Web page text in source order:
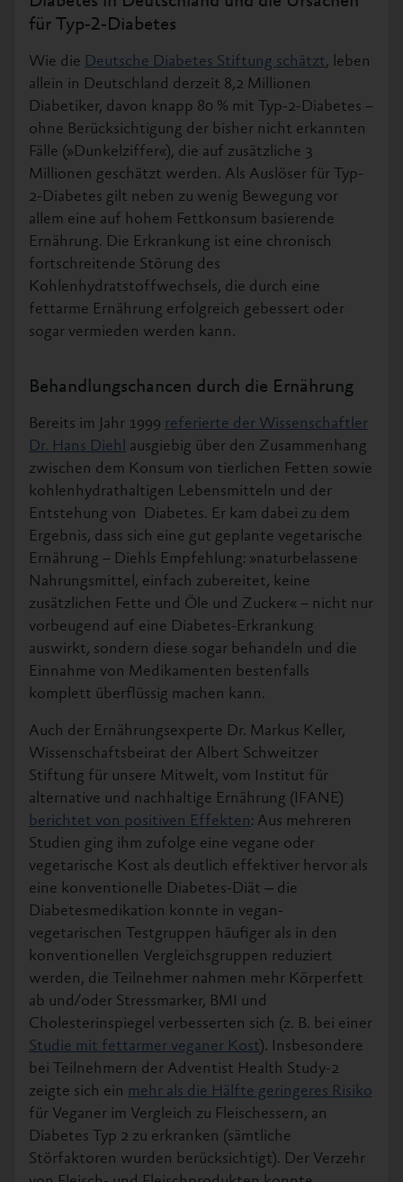
für Typ-2-Diabetes
Wie die Deutsche Diabetes Stiftung schätzt, leben
allein in Deutschland derzeit 8,2 Millionen
Diabetiker, davon knapp 80 % mit Typ-2-Diabetes –
ohne Berücksichtigung der bisher nicht erkannten
Fälle (»Dunkelziffer«), die auf zusätzliche 3
Millionen geschätzt werden. Als Auslöser für Typ-
2-Diabetes gilt neben zu wenig Bewegung vor
allem eine auf hohem Fettkonsum basierende
Ernährung. Die Erkrankung ist eine chronisch
fortschreitende Störung des
Kohlenhydratstoffwechsels, die durch eine
fettarme Ernährung erfolgreich gebessert oder
sogar vermieden werden kann.
Behandlungschancen durch die Ernährung
Bereits im Jahr 1999 referierte der Wissenschaftler
Dr. Hans Diehl ausgiebig über den Zusammenhang
zwischen dem Konsum von tierlichen Fetten sowie
kohlenhydrathaltigen Lebensmitteln und der
Entstehung von Diabetes. Er kam dabei zu dem
Ergebnis, dass sich eine gut geplante vegetarische
Ernährung – Diehls Empfehlung: »naturbelassene
Nahrungsmittel, einfach zubereitet, keine
zusätzlichen Fette und Öle und Zucker« – nicht nur
vorbeugend auf eine Diabetes-Erkrankung
auswirkt, sondern diese sogar behandeln und die
Einnahme von Medikamenten bestenfalls
komplett überflüssig machen kann.
Auch der Ernährungsexperte Dr. Markus Keller,
Wissenschaftsbeirat der Albert Schweitzer
Stiftung für unsere Mitwelt, vom Institut für
alternative und nachhaltige Ernährung (IFANE)
berichtet von positiven Effekten: Aus mehreren
Studien ging ihm zufolge eine vegane oder
vegetarische Kost als deutlich effektiver hervor als
eine konventionelle Diabetes-Diät ‒ die
Diabetesmedikation konnte in vegan-
vegetarischen Testgruppen häufiger als in den
konventionellen Vergleichsgruppen reduziert
werden, die Teilnehmer nahmen mehr Körperfett
ab und/oder Stressmarker, BMI und
Cholesterinspiegel verbesserten sich (z. B. bei einer
Studie mit fettarmer veganer Kost). Insbesondere
bei Teilnehmern der Adventist Health Study-2
zeigte sich ein mehr als die Hälfte geringeres Risiko
für Veganer im Vergleich zu Fleischessern, an
Diabetes Typ 2 zu erkranken (sämtliche
Störfaktoren wurden berücksichtigt). Der Verzehr